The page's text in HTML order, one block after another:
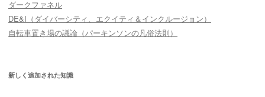
ダークファネル
DE&I（ダイバーシティ、エクイティ＆インクルージョン）
自転車置き場の議論（パーキンソンの凡俗法則）
新しく追加された知識